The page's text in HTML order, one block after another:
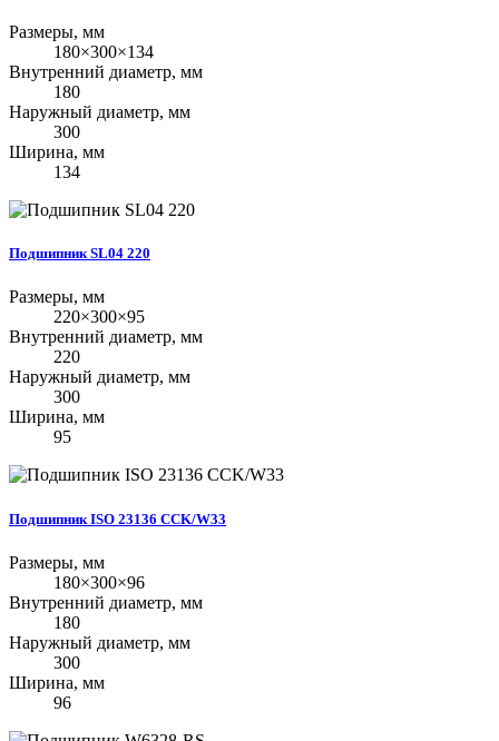
Размеры, мм
180×300×134
Внутренний диаметр, мм
180
Наружный диаметр, мм
300
Ширина, мм
134
Подшипник SL04 220
Размеры, мм
220×300×95
Внутренний диаметр, мм
220
Наружный диаметр, мм
300
Ширина, мм
95
Подшипник ISO 23136 CCK/W33
Размеры, мм
180×300×96
Внутренний диаметр, мм
180
Наружный диаметр, мм
300
Ширина, мм
96